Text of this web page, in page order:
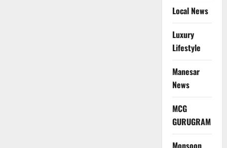
Local News
Luxury
Lifestyle
Manesar
News
MCG
GURUGRAM